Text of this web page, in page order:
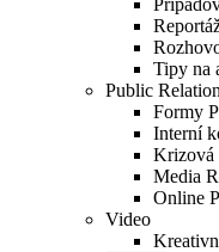
Tipy na
Public
Formy
Interní
Krizová
Media
Online
Video